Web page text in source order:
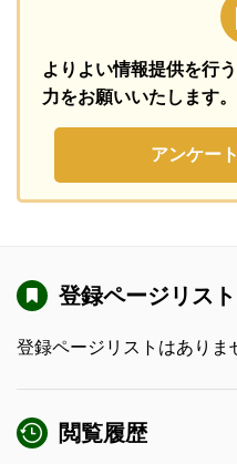
よりよい情報提供を行う
力をお願いいたします。
アンケー
登録ページリスト
登録ページリストはありま
閲覧履歴